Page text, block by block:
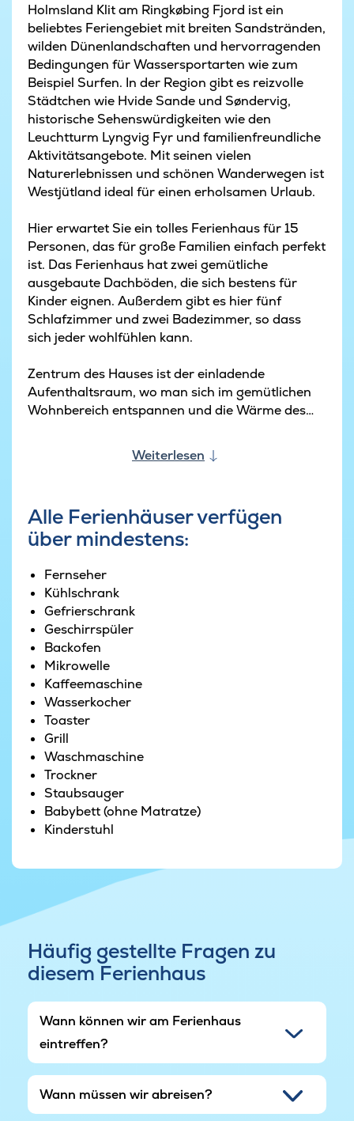
Holmsland Klit am Ringkøbing Fjord ist ein
beliebtes Feriengebiet mit breiten Sandstränden,
wilden Dünenlandschaften und hervorragenden
Bedingungen für Wassersportarten wie zum
Beispiel Surfen. In der Region gibt es reizvolle
Städtchen wie Hvide Sande und Søndervig,
historische Sehenswürdigkeiten wie den
Leuchtturm Lyngvig Fyr und familienfreundliche
Aktivitätsangebote. Mit seinen vielen
Naturerlebnissen und schönen Wanderwegen ist
Westjütland ideal für einen erholsamen Urlaub.
Hier erwartet Sie ein tolles Ferienhaus für 15
Personen, das für große Familien einfach perfekt
ist. Das Ferienhaus hat zwei gemütliche
ausgebaute Dachböden, die sich bestens für
Kinder eignen. Außerdem gibt es hier fünf
Schlafzimmer und zwei Badezimmer, so dass
sich jeder wohlfühlen kann.
Zentrum des Hauses ist der einladende
Aufenthaltsraum, wo man sich im gemütlichen
Wohnbereich entspannen und die Wärme des
der stilvollen Küche mit großem amerikanischem
Kühlschrank die Mahlzeiten zubereiten.
und Spiel mit der ganzen Familie und im
Whirlpool mit Platz für fünf Personen kann man
Die große Terrasse ist eingezäunt und damit für
Kleinkinder und Hunde ein geschützter Bereich.
Im Außenbereich gibt es einen tollen Spielplatz
mit u. a. einem großen Klettergerüst, Schaukeln
und einem Hindernisparcours. Die
energiesparenden Einrichtungen des Hauses
sorgen für einen niedrigeren Energieverbrauch.
Wer Lust auf einen Strandspaziergang hat,
braucht nicht weit zu laufen, denn der Strand
liegt praktisch vor der Haustür. Hier kann man
am Wasser entlang spazieren gehen oder bei
gutem Wetter in die Wellen springen.
Auf der unter Naturschutz stehenden Halbinsel
wichtigsten Rastplätze für Zugvögel in
Dänemark, kann man ein vielfältiges Vogelleben
beobachten. Im Sommer ist auch die
Fischauktion für Touristen in Hvide Sande, bei
Besuch wert. Dieses gemütliche Ferienhaus hat
für jeden etwas zu bieten.
Weiterlesen
Alle Ferienhäuser verfügen
über mindestens:
Fernseher
Kühlschrank
Gefrierschrank
Geschirrspüler
Backofen
Mikrowelle
Kaffeemaschine
Wasserkocher
Toaster
Grill
Waschmaschine
Trockner
Staubsauger
Babybett (ohne Matratze)
Kinderstuhl
Häufig gestellte Fragen zu
diesem Ferienhaus
Wann können wir am Ferienhaus
eintreffen?
Wann müssen wir abreisen?